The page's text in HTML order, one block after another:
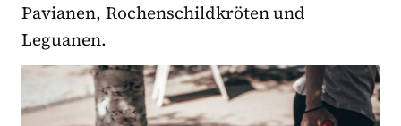
Pavianen, Rochenschildkröten und
Leguanen.